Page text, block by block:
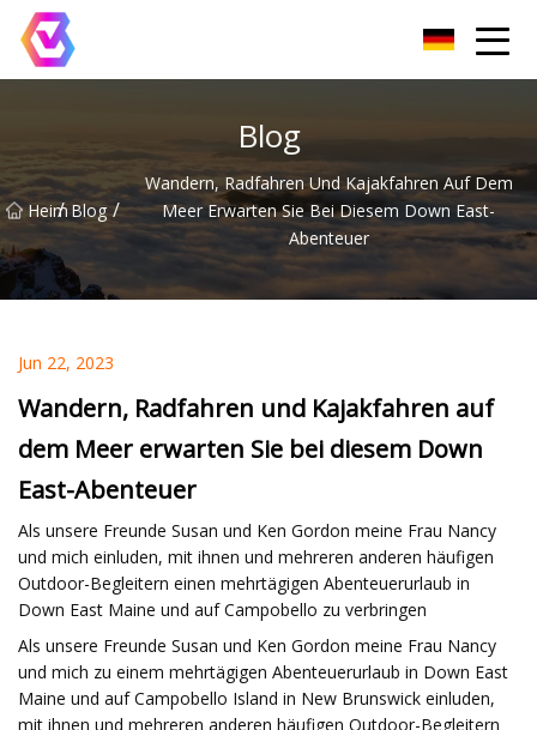
Blog
Heim
/ Blog /
Wandern, Radfahren Und Kajakfahren Auf Dem
Meer Erwarten Sie Bei Diesem Down East-
Abenteuer
Jun 22, 2023
Wandern, Radfahren und Kajakfahren auf
dem Meer erwarten Sie bei diesem Down
East-Abenteuer
Als unsere Freunde Susan und Ken Gordon meine Frau Nancy
und mich einluden, mit ihnen und mehreren anderen häufigen
Outdoor-Begleitern einen mehrtägigen Abenteuerurlaub in
Down East Maine und auf Campobello zu verbringen
Als unsere Freunde Susan und Ken Gordon meine Frau Nancy
und mich zu einem mehrtägigen Abenteuerurlaub in Down East
Maine und auf Campobello Island in New Brunswick einluden,
mit ihnen und mehreren anderen häufigen Outdoor-Begleitern